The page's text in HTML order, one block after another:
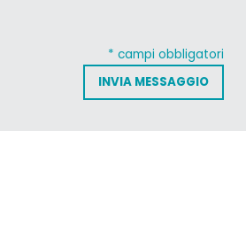
* campi obbligatori